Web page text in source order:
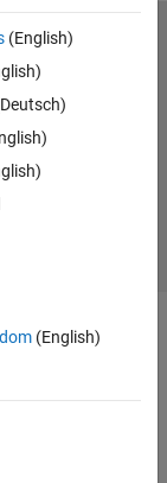
(English)
(English)
de las aplicaciones
un país/